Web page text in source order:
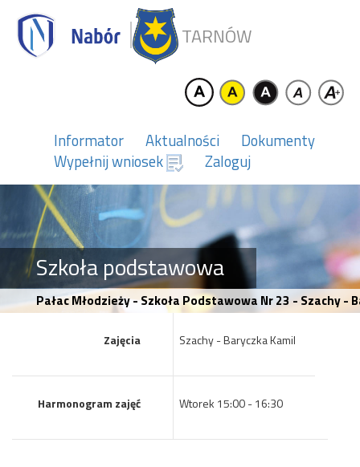
TARNÓW
Informator Aktualności
Dokumenty
Wypełnij wniosek
Zaloguj
Szkoła podstawowa
Pałac Młodzieży - Szkoła Podstawowa Nr 23 - Szachy -
Zajęcia Szachy - Baryczka Kamil
Harmonogram zajęć Wtorek 15:00 - 16:30